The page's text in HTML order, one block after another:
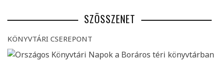
SZÖSSZENET
KÖNYVTÁRI CSEREPONT